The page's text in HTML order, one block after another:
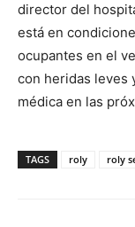
director del
está en
ocupantes en el
con heridas leves
médica en las
TAGS roly roly